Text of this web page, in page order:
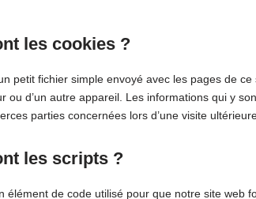
les cookies ?
petit fichier simple envoyé avec les pages de
ou d’un autre appareil. Les informations qui y
parties concernées lors d’une visite
les scripts ?
élément de code utilisé pour que notre site web